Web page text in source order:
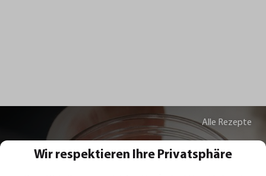
Alle Rezepte
Wir respektieren Ihre Privatsphäre